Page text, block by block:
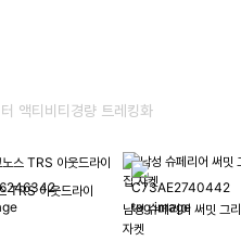
액티비티경량 트레킹화
TRS 아웃드라이
남성 슈페리어 써밋 그
자켓